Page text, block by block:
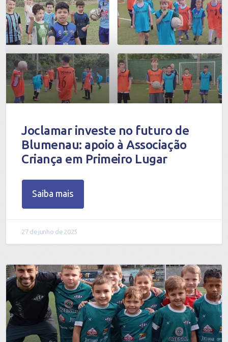
Joclamar investe no futuro de
Blumenau: apoio à Associação
Criança em Primeiro Lugar
Saiba mais
27 de junho de 2025